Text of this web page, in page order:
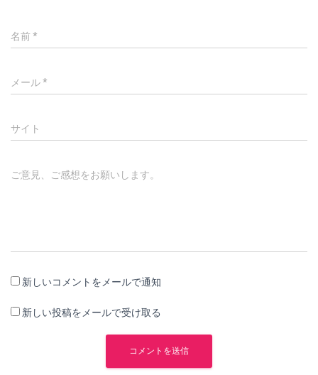
名前*
メール*
サイト
ご意見、ご感想をお願いします。
新しいコメントをメールで通知
新しい投稿をメールで受け取る